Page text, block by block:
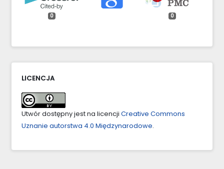
0 0
LICENCJA
Utwór dostępny jest na licencji Creative Commons
Uznanie autorstwa 4.0 Międzynarodowe.